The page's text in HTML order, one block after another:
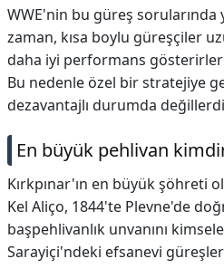
WWE'nin bu güreş sorularında
zaman, kısa boylu güreşçiler
daha iyi performans
Bu nedenle özel bir stratejiye
dezavantajlı durumda
En büyük pehlivan
Kırkpınar'ın en büyük şöhreti
Kel Aliço, 1844'te Plevne'de
başpehlivanlık unvanını
Sarayiçi'ndeki efsanevi